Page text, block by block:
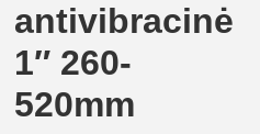
antivibracinė
1″ 260-
520mm